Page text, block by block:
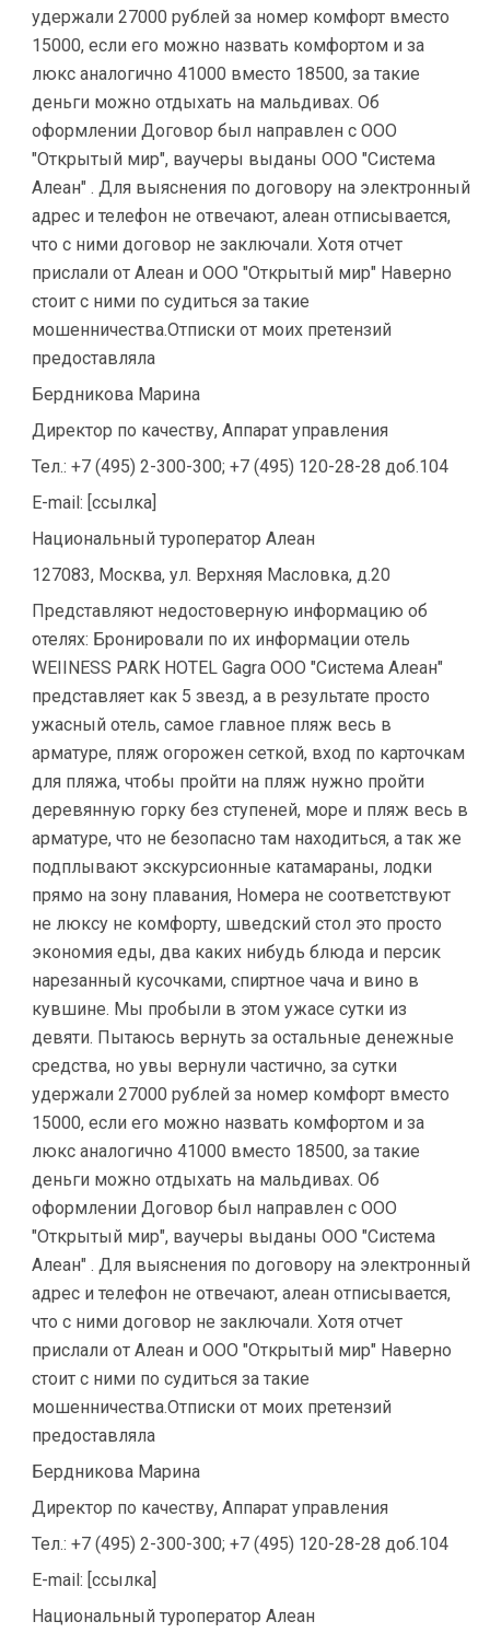
удержали 27000 рублей за номер комфорт вместо
15000, если его можно назвать комфортом и за
люкс аналогично 41000 вместо 18500, за такие
деньги можно отдыхать на мальдивах. Об
оформлении Договор был направлен с ООО
"Открытый мир", ваучеры выданы ООО "Система
Алеан" . Для выяснения по договору на электронный
адрес и телефон не отвечают, алеан отписывается,
что с ними договор не заключали. Хотя отчет
прислали от Алеан и ООО "Открытый мир" Наверно
стоит с ними по судиться за такие
мошенничества.Отписки от моих претензий
предоставляла
Бердникова Марина
Директор по качеству, Аппарат управления
Тел.: +7 (495) 2-300-300; +7 (495) 120-28-28 доб.104
E-mail: [ссылка]
Национальный туроператор Алеан
127083, Москва, ул. Верхняя Масловка, д.20
Представляют недостоверную информацию об
отелях: Бронировали по их информации отель
WEIINESS PARK HOTEL Gagra ООО "Система Алеан"
представляет как 5 звезд, а в результате просто
ужасный отель, самое главное пляж весь в
арматуре, пляж огорожен сеткой, вход по карточкам
для пляжа, чтобы пройти на пляж нужно пройти
деревянную горку без ступеней, море и пляж весь в
арматуре, что не безопасно там находиться, а так же
подплывают экскурсионные катамараны, лодки
прямо на зону плавания, Номера не соответствуют
не люксу не комфорту, шведский стол это просто
экономия еды, два каких нибудь блюда и персик
нарезанный кусочками, спиртное чача и вино в
кувшине. Мы пробыли в этом ужасе сутки из
девяти. Пытаюсь вернуть за остальные денежные
средства, но увы вернули частично, за сутки
удержали 27000 рублей за номер комфорт вместо
15000, если его можно назвать комфортом и за
люкс аналогично 41000 вместо 18500, за такие
деньги можно отдыхать на мальдивах. Об
оформлении Договор был направлен с ООО
"Открытый мир", ваучеры выданы ООО "Система
Алеан" . Для выяснения по договору на электронный
адрес и телефон не отвечают, алеан отписывается,
что с ними договор не заключали. Хотя отчет
прислали от Алеан и ООО "Открытый мир" Наверно
стоит с ними по судиться за такие
мошенничества.Отписки от моих претензий
предоставляла
Бердникова Марина
Директор по качеству, Аппарат управления
Тел.: +7 (495) 2-300-300; +7 (495) 120-28-28 доб.104
E-mail: [ссылка]
Национальный туроператор Алеан